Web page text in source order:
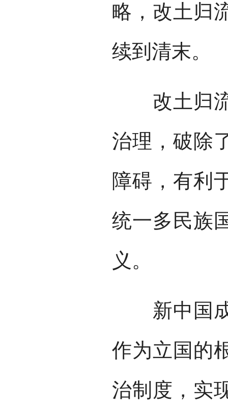
略，改土归
续到清末。
改土归流
治理，破除
障碍，有利
统一多民族
义。
新中国成
作为立国的
治制度，实